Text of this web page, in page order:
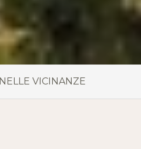
NELLE VICINANZE